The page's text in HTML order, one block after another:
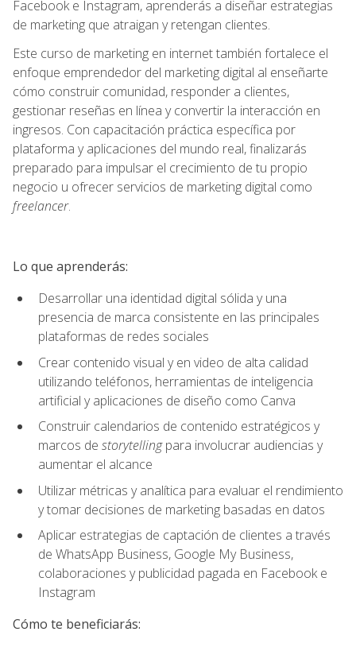
Facebook e Instagram, aprenderás a diseñar estrategias
de marketing que atraigan y retengan clientes.
Este curso de marketing en internet también fortalece el
enfoque emprendedor del marketing digital al enseñarte
cómo construir comunidad, responder a clientes,
gestionar reseñas en línea y convertir la interacción en
ingresos. Con capacitación práctica específica por
plataforma y aplicaciones del mundo real, finalizarás
preparado para impulsar el crecimiento de tu propio
negocio u ofrecer servicios de marketing digital como
freelancer.
Lo que aprenderás:
Desarrollar una identidad digital sólida y una
presencia de marca consistente en las principales
plataformas de redes sociales
Crear contenido visual y en video de alta calidad
utilizando teléfonos, herramientas de inteligencia
artificial y aplicaciones de diseño como Canva
Construir calendarios de contenido estratégicos y
marcos de storytellingpara involucrar audiencias y
aumentar el alcance
Utilizar métricas y analítica para evaluar el rendimiento
y tomar decisiones de marketing basadas en datos
Aplicar estrategias de captación de clientes a través
de WhatsApp Business, Google My Business,
colaboraciones y publicidad pagada en Facebook e
Instagram
Cómo te beneficiarás: